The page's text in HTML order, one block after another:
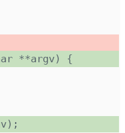
**argv)
{
);